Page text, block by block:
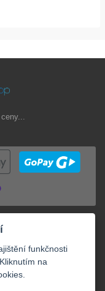
funkčnosti
na